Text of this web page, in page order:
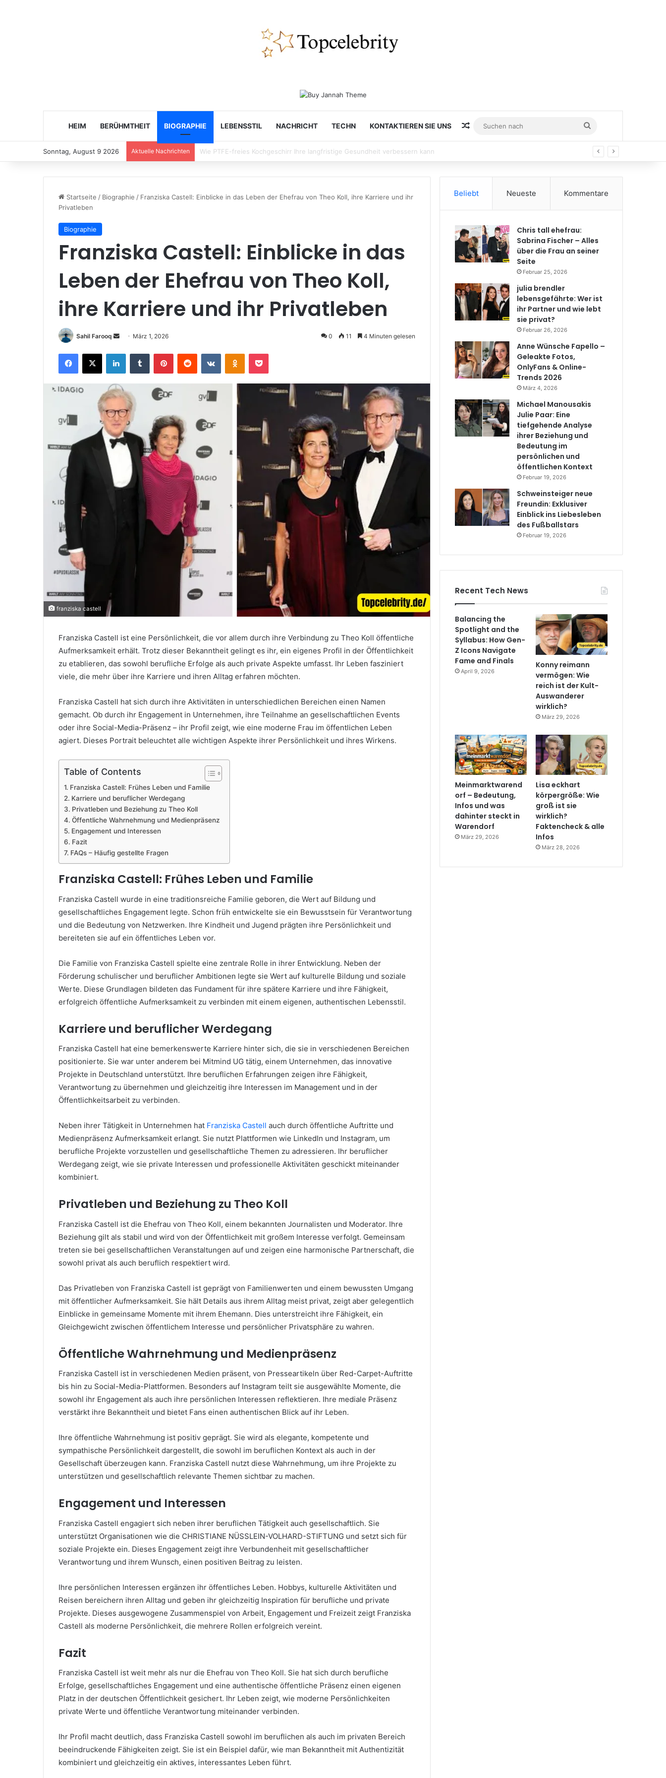
HEIM BERÜHMTHEIT BIOGRAPHIE LEBENSSTIL NACHRICHT TECHN KONTAKTIEREN SIE UNS Zufälliger Artikel
nach
Sonntag, August 9 2026 Aktuelle Nachrichten Balancing the Spotlight and the Syllabus: How Gen-Z Icons Navigate Fame and Finals
Startseite / Biographie / Franziska Castell: Einblicke in das Leben der Ehefrau von Theo Koll, ihre Karriere und ihr
Privatleben
Biographie
Franziska Castell: Einblicke in das
Leben der Ehefrau von Theo Koll,
ihre Karriere und ihr Privatleben
Sahil Farooq
Sende
Mail
März 1, 2026 0 11 4 Minuten gelesen
Facebook
X LinkedInTumblr PinterestReddit VKontakteOdnoklassniki
Pocket
franziska castell
Franziska Castell ist eine Persönlichkeit, die vor allem durch ihre Verbindung zu Theo Koll öffentliche
Aufmerksamkeit erhält. Trotz dieser Bekanntheit gelingt es ihr, ein eigenes Profil in der Öffentlichkeit
zu etablieren, das sowohl berufliche Erfolge als auch private Aspekte umfasst. Ihr Leben fasziniert
viele, die mehr über ihre Karriere und ihren Alltag erfahren möchten.
Franziska Castell hat sich durch ihre Aktivitäten in unterschiedlichen Bereichen einen Namen
gemacht. Ob durch ihr Engagement in Unternehmen, ihre Teilnahme an gesellschaftlichen Events
oder ihre Social-Media-Präsenz – ihr Profil zeigt, wie eine moderne Frau im öffentlichen Leben
agiert. Dieses Portrait beleuchtet alle wichtigen Aspekte ihrer Persönlichkeit und ihres Wirkens.
Table of Contents
Franziska Castell: Frühes Leben und Familie
Karriere und beruflicher Werdegang
Privatleben und Beziehung zu Theo Koll
Öffentliche Wahrnehmung und Medienpräsenz
Engagement und Interessen
Fazit
FAQs – Häufig gestellte Fragen
Franziska Castell: Frühes Leben und Familie
Franziska Castell wurde in eine traditionsreiche Familie geboren, die Wert auf Bildung und
gesellschaftliches Engagement legte. Schon früh entwickelte sie ein Bewusstsein für Verantwortung
und die Bedeutung von Netzwerken. Ihre Kindheit und Jugend prägten ihre Persönlichkeit und
bereiteten sie auf ein öffentliches Leben vor.
Die Familie von Franziska Castell spielte eine zentrale Rolle in ihrer Entwicklung. Neben der
Förderung schulischer und beruflicher Ambitionen legte sie Wert auf kulturelle Bildung und soziale
Werte. Diese Grundlagen bildeten das Fundament für ihre spätere Karriere und ihre Fähigkeit,
erfolgreich öffentliche Aufmerksamkeit zu verbinden mit einem eigenen, authentischen Lebensstil.
Karriere und beruflicher Werdegang
Franziska Castell hat eine bemerkenswerte Karriere hinter sich, die sie in verschiedenen Bereichen
positionierte. Sie war unter anderem bei Mitmind UG tätig, einem Unternehmen, das innovative
Projekte in Deutschland unterstützt. Ihre beruflichen Erfahrungen zeigen ihre Fähigkeit,
Verantwortung zu übernehmen und gleichzeitig ihre Interessen im Management und in der
Öffentlichkeitsarbeit zu verbinden.
Neben ihrer Tätigkeit in Unternehmen hat Franziska Castell auch durch öffentliche Auftritte und
Medienpräsenz Aufmerksamkeit erlangt. Sie nutzt Plattformen wie LinkedIn und Instagram, um
berufliche Projekte vorzustellen und gesellschaftliche Themen zu adressieren. Ihr beruflicher
Werdegang zeigt, wie sie private Interessen und professionelle Aktivitäten geschickt miteinander
kombiniert.
Privatleben und Beziehung zu Theo Koll
Franziska Castell ist die Ehefrau von Theo Koll, einem bekannten Journalisten und Moderator. Ihre
Beziehung gilt als stabil und wird von der Öffentlichkeit mit großem Interesse verfolgt. Gemeinsam
treten sie bei gesellschaftlichen Veranstaltungen auf und zeigen eine harmonische Partnerschaft, die
sowohl privat als auch beruflich respektiert wird.
Das Privatleben von Franziska Castell ist geprägt von Familienwerten und einem bewussten Umgang
mit öffentlicher Aufmerksamkeit. Sie hält Details aus ihrem Alltag meist privat, zeigt aber gelegentlich
Einblicke in gemeinsame Momente mit ihrem Ehemann. Dies unterstreicht ihre Fähigkeit, ein
Gleichgewicht zwischen öffentlichem Interesse und persönlicher Privatsphäre zu wahren.
Öffentliche Wahrnehmung und Medienpräsenz
Franziska Castell ist in verschiedenen Medien präsent, von Presseartikeln über Red-Carpet-Auftritte
bis hin zu Social-Media-Plattformen. Besonders auf Instagram teilt sie ausgewählte Momente, die
sowohl ihr Engagement als auch ihre persönlichen Interessen reflektieren. Ihre mediale Präsenz
verstärkt ihre Bekanntheit und bietet Fans einen authentischen Blick auf ihr Leben.
Ihre öffentliche Wahrnehmung ist positiv geprägt. Sie wird als elegante, kompetente und
sympathische Persönlichkeit dargestellt, die sowohl im beruflichen Kontext als auch in der
Gesellschaft überzeugen kann. Franziska Castell nutzt diese Wahrnehmung, um ihre Projekte zu
unterstützen und gesellschaftlich relevante Themen sichtbar zu machen.
Engagement und Interessen
Franziska Castell engagiert sich neben ihrer beruflichen Tätigkeit auch gesellschaftlich. Sie
unterstützt Organisationen wie die CHRISTIANE NÜSSLEIN-VOLHARD-STIFTUNG und setzt sich für
soziale Projekte ein. Dieses Engagement zeigt ihre Verbundenheit mit gesellschaftlicher
Verantwortung und ihrem Wunsch, einen positiven Beitrag zu leisten.
Ihre persönlichen Interessen ergänzen ihr öffentliches Leben. Hobbys, kulturelle Aktivitäten und
Reisen bereichern ihren Alltag und geben ihr gleichzeitig Inspiration für berufliche und private
Projekte. Dieses ausgewogene Zusammenspiel von Arbeit, Engagement und Freizeit zeigt Franziska
Castell als moderne Persönlichkeit, die mehrere Rollen erfolgreich vereint.
Fazit
Franziska Castell ist weit mehr als nur die Ehefrau von Theo Koll. Sie hat sich durch berufliche
Erfolge, gesellschaftliches Engagement und eine authentische öffentliche Präsenz einen eigenen
Platz in der deutschen Öffentlichkeit gesichert. Ihr Leben zeigt, wie moderne Persönlichkeiten
private Werte und öffentliche Verantwortung miteinander verbinden.
Ihr Profil macht deutlich, dass Franziska Castell sowohl im beruflichen als auch im privaten Bereich
beeindruckende Fähigkeiten zeigt. Sie ist ein Beispiel dafür, wie man Bekanntheit mit Authentizität
kombiniert und gleichzeitig ein aktives, interessantes Leben führt.
Beliebt Neueste Kommentare
Chris tall ehefrau:
Sabrina Fischer – Alles
über die Frau an seiner
Seite
Februar 25, 2026
julia brendler
lebensgefährte: Wer ist
ihr Partner und wie lebt
sie privat?
Februar 26, 2026
Anne Wünsche Fapello –
Geleakte Fotos,
OnlyFans & Online-
Trends 2026
März 4, 2026
Michael Manousakis
Julie Paar: Eine
tiefgehende Analyse
ihrer Beziehung und
Bedeutung im
persönlichen und
öffentlichen Kontext
Februar 19, 2026
Schweinsteiger neue
Freundin: Exklusiver
Einblick ins Liebesleben
des Fußballstars
Februar 19, 2026
Recent Tech News
Balancing the
Spotlight and the
Syllabus: How Gen-
Z Icons Navigate
Fame and Finals
April 9, 2026
Konny reimann
vermögen: Wie
reich ist der Kult-
Auswanderer
wirklich?
März 29, 2026
Meinmarktwarend
orf – Bedeutung,
Infos und was
dahinter steckt in
Warendorf
März 29, 2026
Lisa eckhart
körpergröße: Wie
groß ist sie
wirklich?
Faktencheck & alle
Infos
März 28, 2026